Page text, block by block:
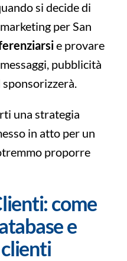
si decide di
per San
e provare
pubblicità
una strategia
in atto per un
proporre
come
e